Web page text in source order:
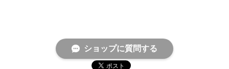
ショップに質問する